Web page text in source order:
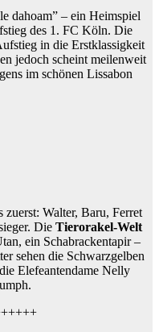
dahoam” – ein Heimspiel
des 1. FC Köln. Die
in die Erstklassigkeit
jedoch scheint meilenweit
im schönen Lissabon
zuerst: Walter, Baru, Ferret
Die Tierorakel-Welt
ein Schabrackentapir –
sehen die Schwarzgelben
Elefeantendame Nelly